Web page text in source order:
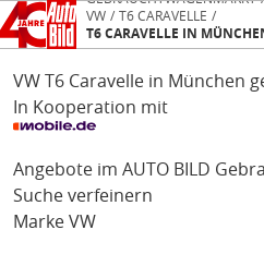
VW
T6 CARAVELLE
T6 CARAVELLE IN
VW T6 Caravelle in München
In Kooperation mit
Angebote im AUTO BILD
Suche verfeinern
Marke VW